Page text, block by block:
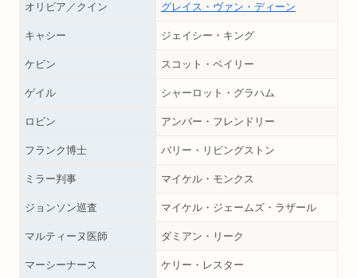
オリビア／クイン グレイス・ヴァン・ディーン
キャシー ジェイシー・キング
ケビン スコット・ベイリー
ゲイル シャーロット・グラハム
ロビン アンバー・フレンドリー
フランク博士 バリー・リビングストン
ミラー判事 マイケル・モンクス
ジョンソン巡査 マイケル・ジェームズ・ラザール
マルティーヌ医師 ダミアン・リーク
マーシーナース ケリー・レスター